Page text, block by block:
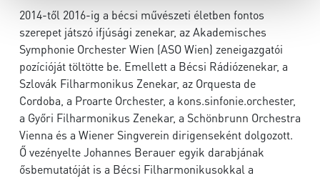
2014-től 2016-ig a bécsi művészeti életben fontos
szerepet játszó ifjúsági zenekar, az Akademisches
Symphonie Orchester Wien (ASO Wien) zeneigazgatói
pozícióját töltötte be. Emellett a Bécsi Rádiózenekar, a
Szlovák Filharmonikus Zenekar, az Orquesta de
Cordoba, a Proarte Orchester, a kons.sinfonie.orchester,
a Győri Filharmonikus Zenekar, a Schönbrunn Orchestra
Vienna és a Wiener Singverein dirigenseként dolgozott.
Ő vezényelte Johannes Berauer egyik darabjának
ősbemutatóját is a Bécsi Filharmonikusokkal a